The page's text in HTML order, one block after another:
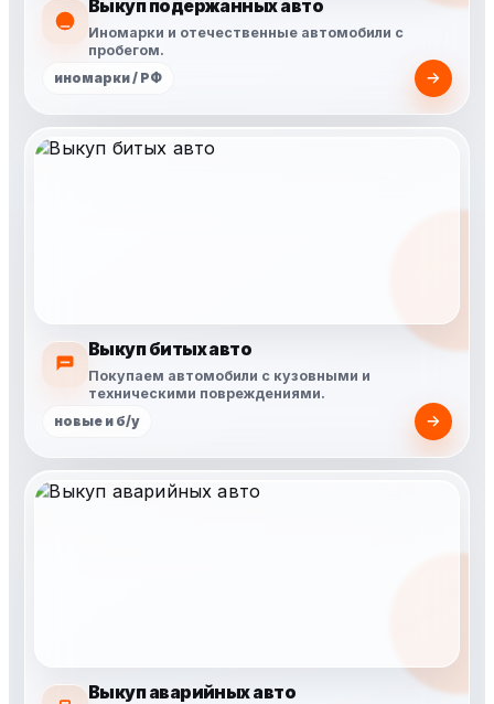
Выкуп подержанных авто
Иномарки и отечественные автомобили с
пробегом.
иномарки / РФ
Выкуп битых авто
Покупаем автомобили с кузовными и
техническими повреждениями.
новые и б/у
Выкуп аварийных авто